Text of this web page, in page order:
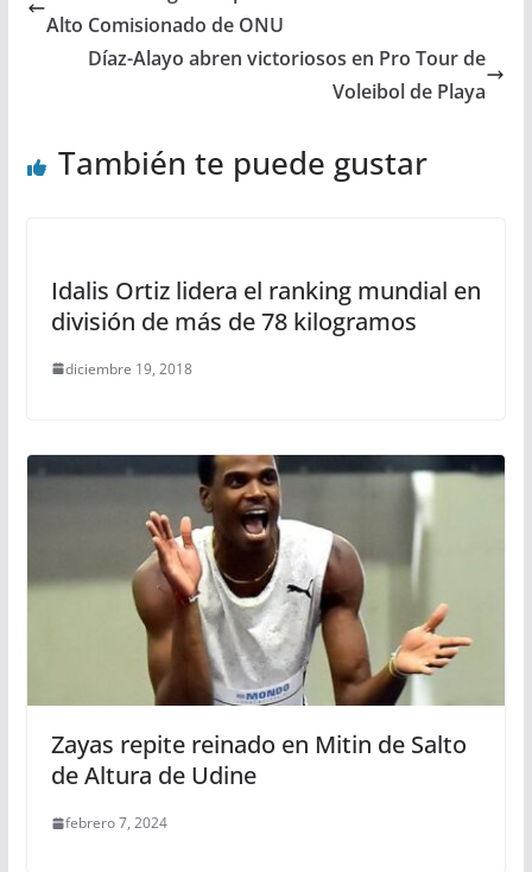
Alto Comisionado de ONU
Díaz-Alayo abren victoriosos en Pro Tour de
Voleibol de Playa
También te puede gustar
Idalis Ortiz lidera el ranking mundial en
división de más de 78 kilogramos
diciembre 19, 2018
Zayas repite reinado en Mitin de Salto
de Altura de Udine
febrero 7, 2024